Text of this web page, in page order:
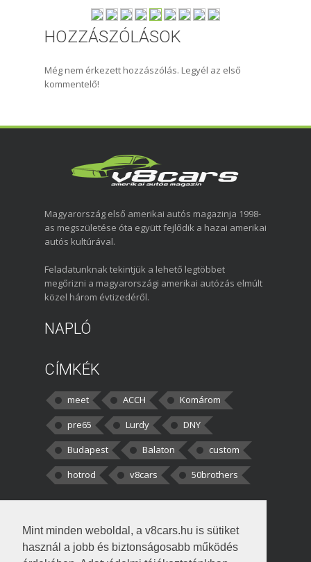
Mint minden weboldal, a v8cars.hu is sütiket
használ a jobb és biztonságosabb működés
HOZZÁSZÓLÁSOK
Még nem érkezett hozzászólás. Legyél az első
kommentelő!
Magyarország első amerikai autós magazinja 1998-
as megszületése óta együtt fejlődik a hazai amerikai
autós kultúrával.
Feladatunknak tekintjük a lehető legtöbbet
megőrizni a magyarországi amerikai autózás elmúlt
közel három évtizedéről.
NAPLÓ
CÍMKÉK
meet ACCH
Komárom
pre65
Lurdy
DNY
Budapest
Balaton
custom
hotrod
v8cars 50brothers
kortisz:Elszúrtam! Én csak két
darabbaal számoltam. Nem tudtam, hogy fél autót,